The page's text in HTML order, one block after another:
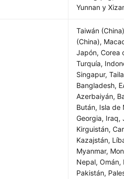
Yunnan y
Taiwán
(China),
Japón, Corea
Turquía,
Singapur,
Bangladesh,
Azerbaiyán,
Bután, Isla de
Georgia, Iraq,
Kirguistán,
Kazajstán,
Myanmar,
Nepal, Omán,
Pakistán,